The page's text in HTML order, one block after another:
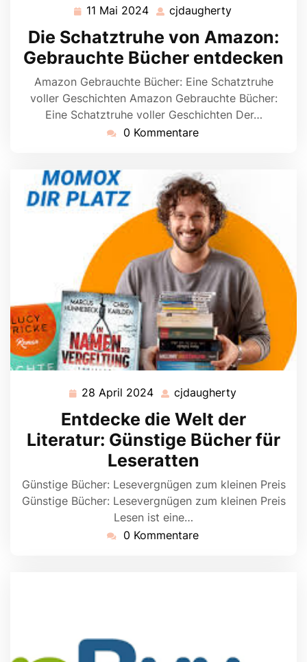
11 Mai 2024 11
2024
cjdaugherty
Die Schatztruhe von Amazon:
Gebrauchte Bücher entdecken
Amazon Gebrauchte Bücher: Eine Schatztruhe
voller Geschichten Amazon Gebrauchte Bücher:
Eine Schatztruhe voller Geschichten Der…
0 Kommentare
28 April 2024 28
April
2024
cjdaugherty
Entdecke die Welt der
Literatur: Günstige Bücher für
Leseratten
Günstige Bücher: Lesevergnügen zum kleinen Preis
Günstige Bücher: Lesevergnügen zum kleinen Preis
Lesen ist eine…
0 Kommentare